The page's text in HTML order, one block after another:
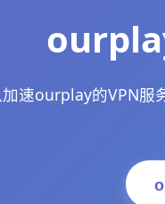
速ourplay的VPN服